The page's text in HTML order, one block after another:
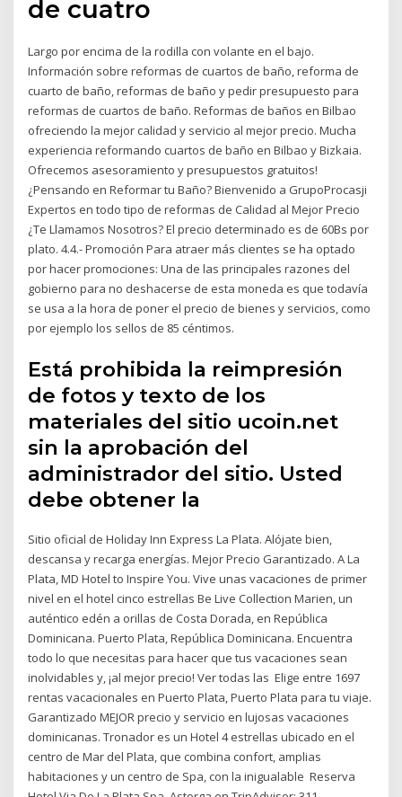
de cuatro
Largo por encima de la rodilla con volante en el bajo.
Información sobre reformas de cuartos de baño, reforma de
cuarto de baño, reformas de baño y pedir presupuesto para
reformas de cuartos de baño. Reformas de baños en Bilbao
ofreciendo la mejor calidad y servicio al mejor precio. Mucha
experiencia reformando cuartos de baño en Bilbao y Bizkaia.
Ofrecemos asesoramiento y presupuestos gratuitos!
¿Pensando en Reformar tu Baño? Bienvenido a GrupoProcasji
Expertos en todo tipo de reformas de Calidad al Mejor Precio
¿Te Llamamos Nosotros? El precio determinado es de 60Bs por
plato. 4.4.- Promoción Para atraer más clientes se ha optado
por hacer promociones: Una de las principales razones del
gobierno para no deshacerse de esta moneda es que todavía
se usa a la hora de poner el precio de bienes y servicios, como
por ejemplo los sellos de 85 céntimos.
Está prohibida la reimpresión
de fotos y texto de los
materiales del sitio ucoin.net
sin la aprobación del
administrador del sitio. Usted
debe obtener la
Sitio oficial de Holiday Inn Express La Plata. Alójate bien,
descansa y recarga energías. Mejor Precio Garantizado. A La
Plata, MD Hotel to Inspire You. Vive unas vacaciones de primer
nivel en el hotel cinco estrellas Be Live Collection Marien, un
auténtico edén a orillas de Costa Dorada, en República
Dominicana. Puerto Plata, República Dominicana. Encuentra
todo lo que necesitas para hacer que tus vacaciones sean
inolvidables y, ¡al mejor precio! Ver todas las Elige entre 1697
rentas vacacionales en Puerto Plata, Puerto Plata para tu viaje.
Garantizado MEJOR precio y servicio en lujosas vacaciones
dominicanas. Tronador es un Hotel 4 estrellas ubicado en el
centro de Mar del Plata, que combina confort, amplias
habitaciones y un centro de Spa, con la inigualable Reserva